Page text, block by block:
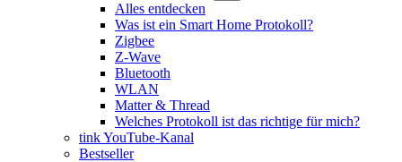
Alles entdecken
Was ist ein Smart Home Protokoll?
Zigbee
Z-Wave
Bluetooth
WLAN
Matter & Thread
Welches Protokoll ist das richtige für mich?
tink YouTube-Kanal
Bestseller